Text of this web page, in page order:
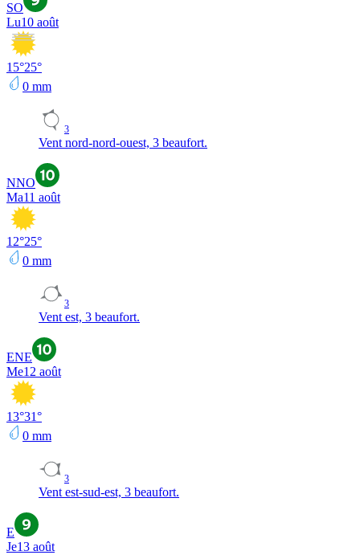
SO
Lu10 août
15°25°
0 mm
3
Vent nord-nord-ouest, 3 beaufort.
NNO
Ma11 août
12°25°
0 mm
3
Vent est, 3 beaufort.
ENE
Me12 août
13°31°
0 mm
3
Vent est-sud-est, 3 beaufort.
E
Je13 août